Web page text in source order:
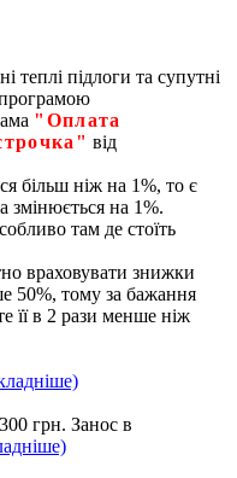
теплі підлоги та супутні
"Оплата
від
більш ніж на 1%, то є
змінюється на 1%.
там де стоїть
враховувати знижки
50%, тому за бажання
її в 2 рази менше ніж
грн. Занос в